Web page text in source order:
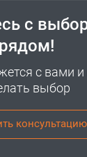
с
рядом!
с вами
выбор
консультацию